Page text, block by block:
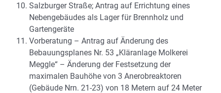
Salzburger Straße; Antrag auf Errichtung eines
Nebengebäudes als Lager für Brennholz und
Gartengeräte
Vorberatung – Antrag auf Änderung des
Bebauungsplanes Nr. 53 „Kläranlage Molkerei
Meggle“ – Änderung der Festsetzung der
maximalen Bauhöhe von 3 Anerobreaktoren
(Gebäude Nrn. 21-23) von 18 Metern auf 24 Meter